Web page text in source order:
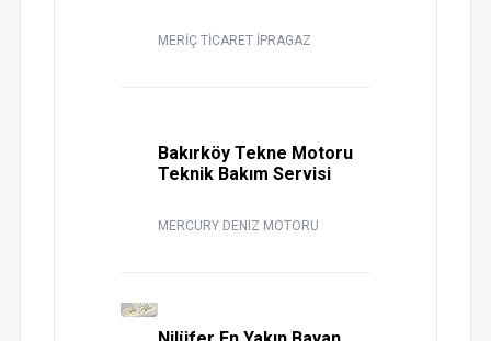
MERİÇ TİCARET İPRAGAZ
Bakırköy Tekne Motoru
Teknik Bakım Servisi
MERCURY DENIZ MOTORU